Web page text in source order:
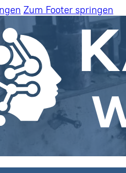
Zum Footer springen